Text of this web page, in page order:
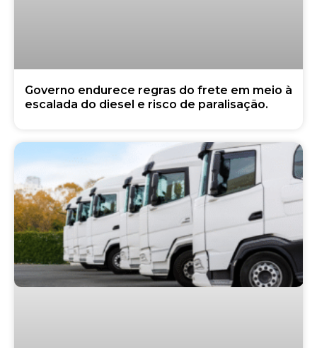
Governo endurece regras do frete em meio à
escalada do diesel e risco de paralisação.